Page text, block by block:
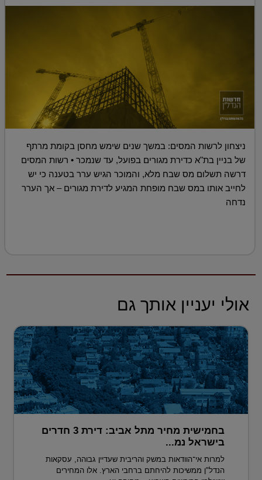
ניצחון לרשות המסים: במשך שנים שימש מחסן בקומת מרתף
של בניין בת"א כדירת מגורים בפועל, עד שנמכר • רשות המסים
דרשה תשלום מס שבח מלא, והמוכר הגיש ערר בטענה כי יש
לחייב אותו במס שבח מופחת המגיע לדירת מגורים – אך הערר
נדחה
אולי יעניין אותך גם
בחמישית מחיר מתל אביב: דירת 3 חדרים
בישראל נמ...
למרות אי־הוודאות במשק והריבית שעדיין גבוהה, עסקאות
הנדל"ן ממשיכות להיחתם ברחבי הארץ. אלו המחירים